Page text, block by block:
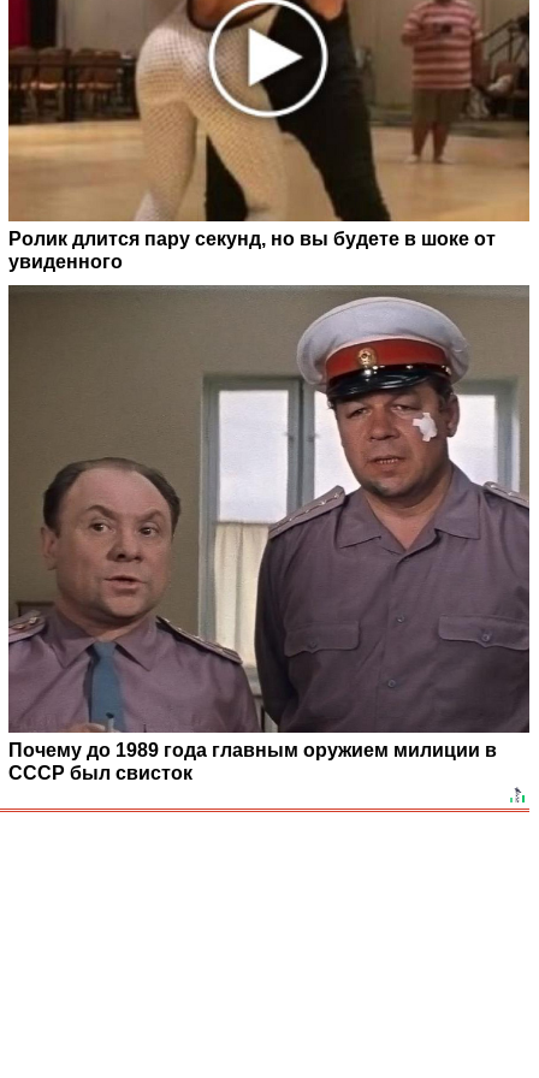
Ролик длится пару секунд, но вы будете в шоке от
увиденного
Почему до 1989 года главным оружием милиции в
СССР был свисток